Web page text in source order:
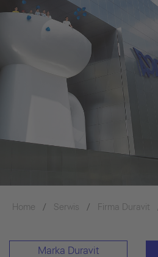
Home Serwis Firma Duravit
Marka Duravit